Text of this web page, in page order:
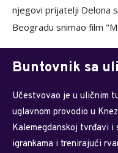
njegovi prijatelji Delona
Beogradu snimao film
Buntovnik sa
Učestvovao je u uličnim
uglavnom provodio u
Kalemegdanskoj tvrđavi i
igrankama i trenirajući